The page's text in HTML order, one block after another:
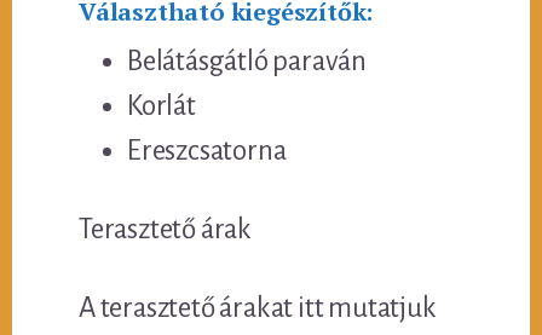
Választható kiegészítők:
Belátásgátló paraván
Korlát
Ereszcsatorna
Terasztető árak
A terasztető árakat itt mutatjuk